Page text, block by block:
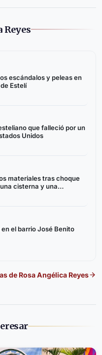
Reyes
escándalos y peleas en
Estelí
que falleció por un
Unidos
materiales tras choque
cisterna y una
el barrio José Benito
de Rosa Angélica Reyes